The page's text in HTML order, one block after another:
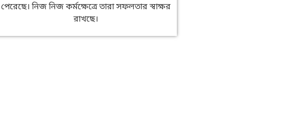
পেরেছে। নিজ নিজ কর্মক্ষেত্রে তারা সফলতার স্বাক্ষর
রাখছে।